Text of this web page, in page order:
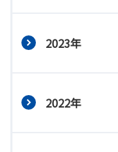
2023年
2022年